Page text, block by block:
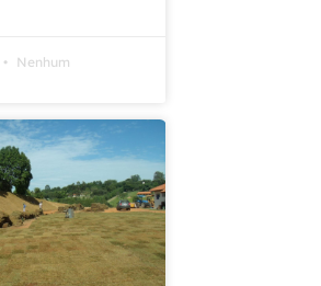
Nenhum